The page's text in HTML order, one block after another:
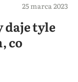
25 marca 2023
daje tyle
co